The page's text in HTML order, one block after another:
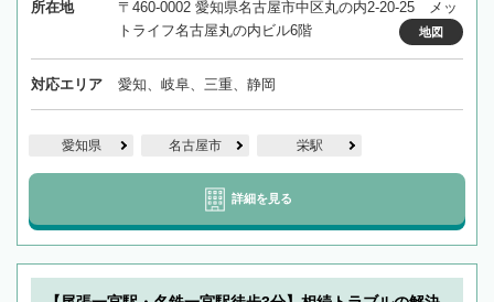
所在地
〒460-0002 愛知県名古屋市中区丸の内2-20-25 メッ
トライフ名古屋丸の内ビル6階
地図
対応エリア 愛知、岐阜、三重、静岡
愛知県 名古屋市 栄駅
詳細を見る